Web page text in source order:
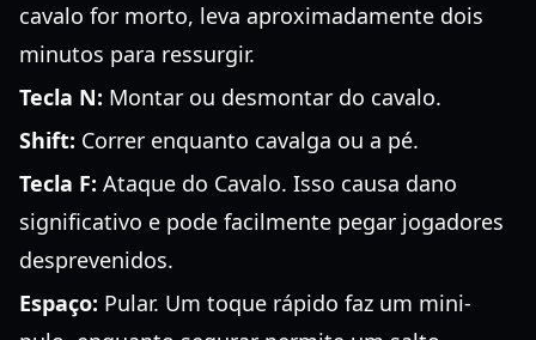
cavalo for morto, leva aproximadamente dois
minutos para ressurgir.
Tecla N: Montar ou desmontar do cavalo.
Shift: Correr enquanto cavalga ou a pé.
Tecla F: Ataque do Cavalo. Isso causa dano
significativo e pode facilmente pegar jogadores
desprevenidos.
Espaço: Pular. Um toque rápido faz um mini-